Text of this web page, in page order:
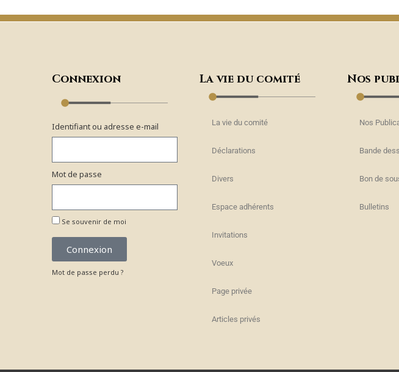
Connexion
Identifiant ou adresse e-mail
Mot de passe
Se souvenir de moi
Connexion
Mot de passe perdu ?
La vie du comité
La vie du comité
Déclarations
Divers
Espace adhérents
Invitations
Voeux
Page privée
Articles privés
Nos
Nos
Bande
Bon de
Bulletins